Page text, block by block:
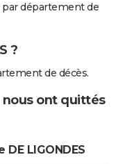
par département de
?
de décès.
nous ont quittés
LIGONDES